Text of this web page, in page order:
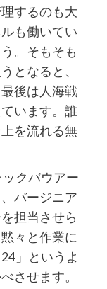
するのも大
も働いてい
。そもそも
となると、
後は人海戦
います。誰
を流れる無
クバウアー
バージニア
担当させら
々と作業に
」というよ
させます。